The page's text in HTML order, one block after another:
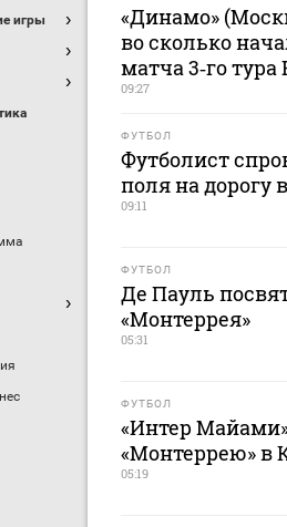
игры
«Динамо»
во сколько
матча 3‑го
09:27
ФУТБОЛ
Футболист
поля на дорогу
09:11
ФУТБОЛ
Де Пауль
«Монтеррея»
05:31
ФУТБОЛ
«Интер
«Монтеррею» в
05:19